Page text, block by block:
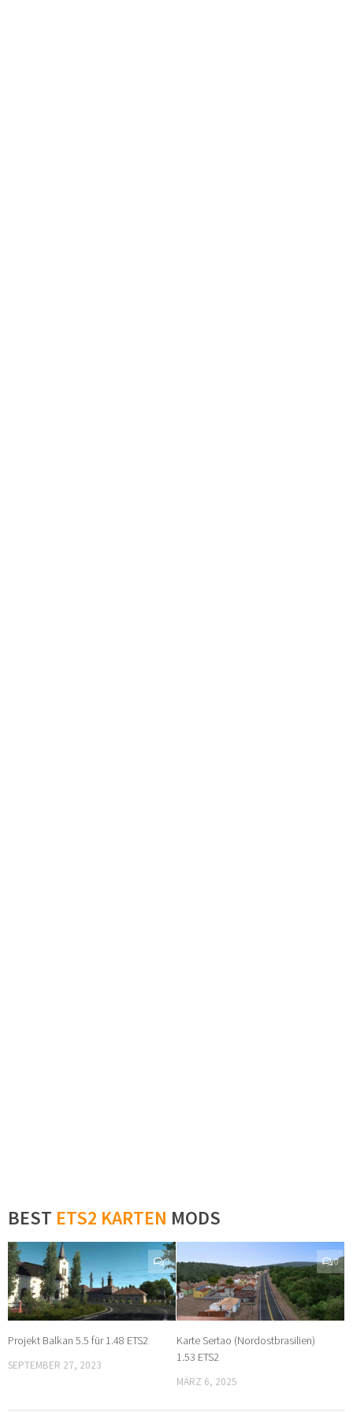
BEST ETS2 KARTEN MODS
0
Projekt Balkan 5.5 für 1.48 ETS2
SEPTEMBER 27, 2023
0
Karte Sertao (Nordostbrasilien)
1.53 ETS2
MÄRZ 6, 2025